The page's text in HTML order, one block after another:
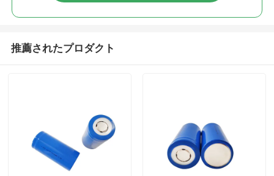
推薦されたプロダクト